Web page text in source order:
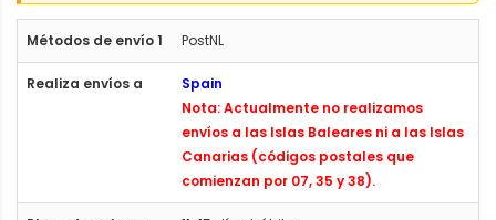
PostNL
Spain
Nota: Actualmente no realizamos
envíos a las Islas Baleares ni a las Islas
Canarias (códigos postales que
comienzan por 07, 35 y 38).